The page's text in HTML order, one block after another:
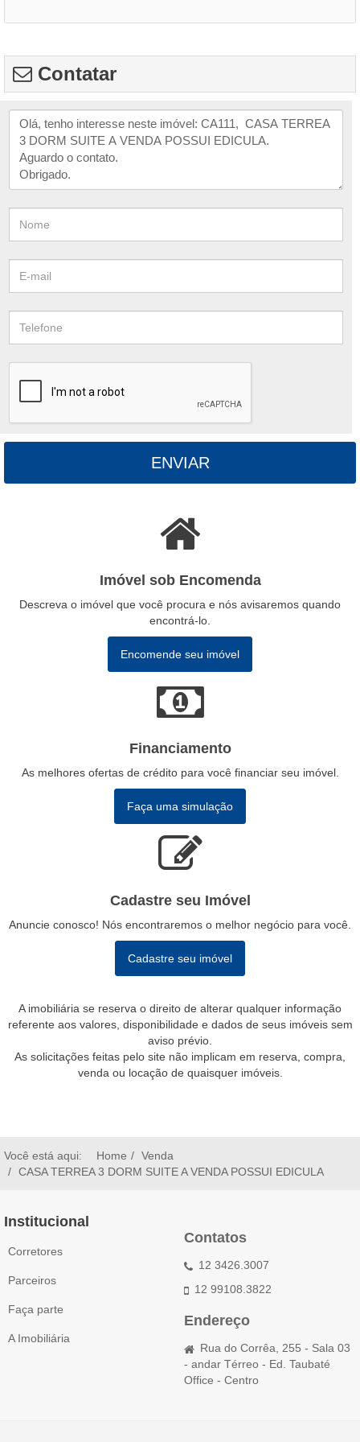
Contatar
ENVIAR
Imóvel sob Encomenda
Descreva o imóvel que você procura e nós avisaremos quando
encontrá-lo.
Encomende seu imóvel
Financiamento
As melhores ofertas de crédito para você financiar seu imóvel.
Faça uma simulação
Cadastre seu Imóvel
Anuncie conosco! Nós encontraremos o melhor negócio para você.
Cadastre seu imóvel
A imobiliária se reserva o direito de alterar qualquer informação
referente aos valores, disponibilidade e dados de seus imóveis sem
aviso prévio.
As solicitações feitas pelo site não implicam em reserva, compra,
venda ou locação de quaisquer imóveis.
Você está aqui: Home
Venda
CASA TERREA 3 DORM SUITE A VENDA POSSUI EDICULA
Institucional
Corretores
Parceiros
Faça parte
A Imobiliária
Contatos
12 3426.3007
12 99108.3822
Endereço
Rua do Corrêa, 255 - Sala 03
- andar Térreo - Ed. Taubaté
Office - Centro